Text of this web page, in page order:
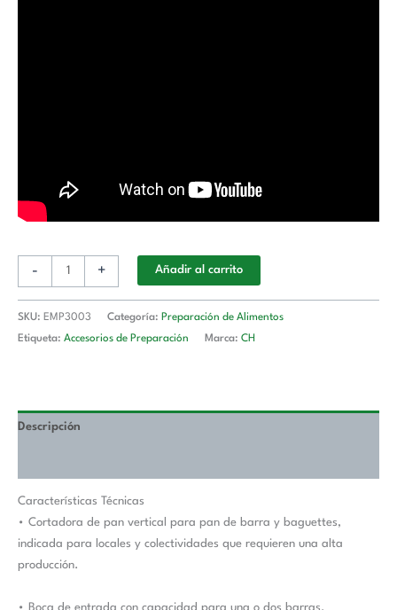
- + Añadir al carrito
SKU: EMP3003 Categoría: Preparación de Alimentos
Etiqueta: Accesorios de Preparación Marca: CH
Descripción
Características Técnicas
• Cortadora de pan vertical para pan de barra y baguettes,
indicada para locales y colectividades que requieren una alta
producción.
• Boca de entrada con capacidad para una o dos barras.